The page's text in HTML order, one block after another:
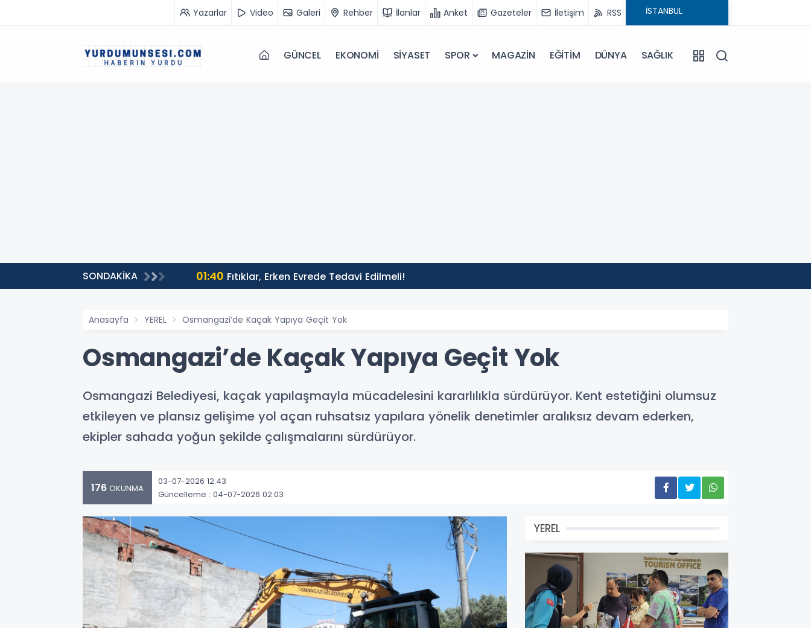
Yazarlar Video Galeri Rehber İlanlar Anket Gazeteler İletişim RSS
GÜNCEL EKONOMİ SİYASET SPOR MAGAZİN EĞİTİM DÜNYA SAĞLIK
SONDAKİKA 01:40 Fıtıklar, Erken Evrede Tedavi Edilmeli!
Anasayfa YEREL Osmangazi’de Kaçak Yapıya Geçit Yok
Osmangazi’de Kaçak Yapıya Geçit Yok
Osmangazi Belediyesi, kaçak yapılaşmayla mücadelesini kararlılıkla sürdürüyor. Kent estetiğini olumsuz
etkileyen ve plansız gelişime yol açan ruhsatsız yapılara yönelik denetimler aralıksız devam ederken,
ekipler sahada yoğun şekilde çalışmalarını sürdürüyor.
176 OKUNMA
03-07-2026 12:43
Güncelleme : 04-07-2026 02:03
YEREL